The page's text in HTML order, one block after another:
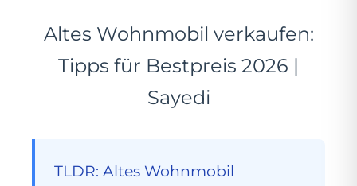
Altes Wohnmobil verkaufen:
Tipps für Bestpreis 2026 |
Sayedi
TLDR: Altes Wohnmobil